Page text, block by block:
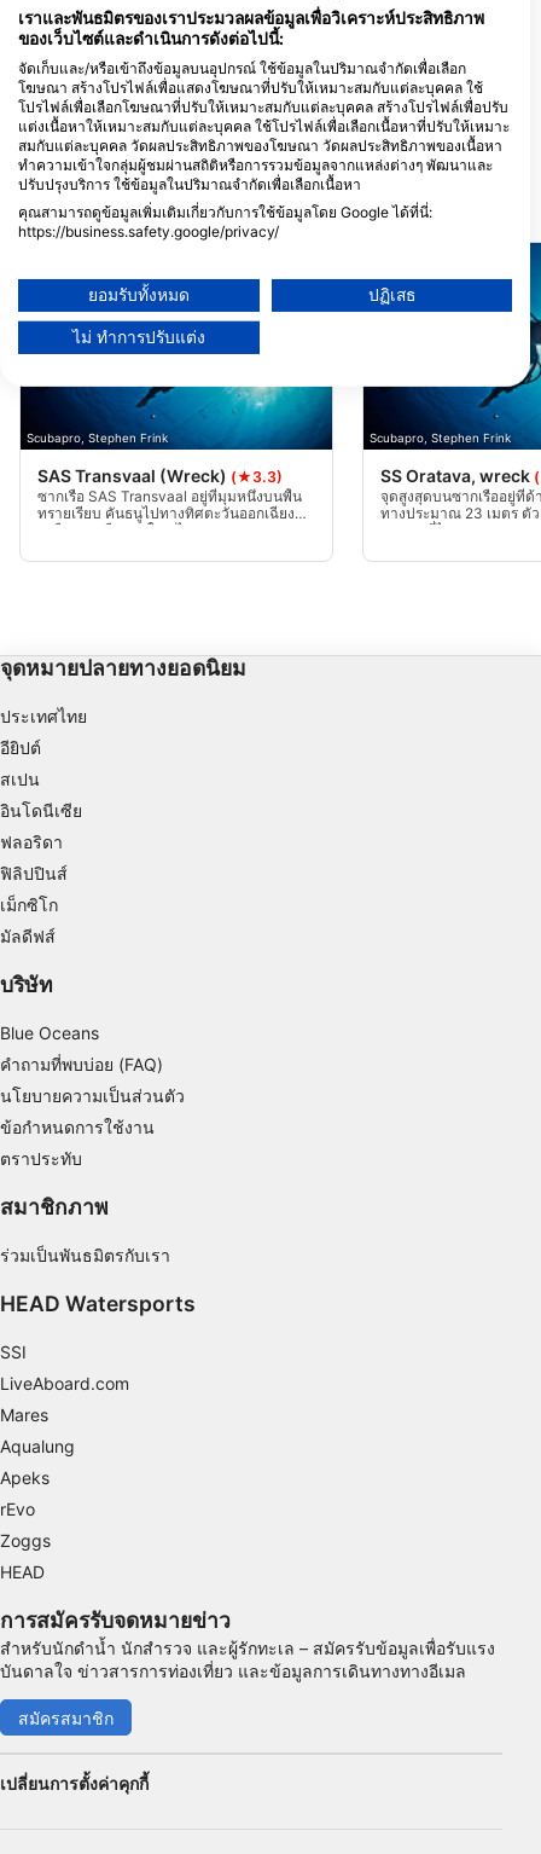
Alpha Dive Centre,
http://www.alphadivecentre.co.za/
96 Main Rd (opposite Strand
Railway station ), 7139 Cape Town,
แอฟริกาใต้
Impact Divers / Cape Radd
117 St Georges Street, 7975 Cape
Town, แอฟริกาใต้
สถานที่ดำน้ำ ในบริเวณใกล้เคียง
Scubapro, Stephen Frink
SAS Transvaal (Wreck) (★3.3)
ซากเรือ SAS Transvaal อยู่ที่มุมหนึ่งบนพื้น
ทรายเรียบ คันธนูไปทางทิศตะวันออกเฉียง
เหนือ ซากเรือส่วนใหญ่ไม่บุบสลาย เสา
ทลาย ดังนั้นจงระวังการเข้าไป! เหมาะแก่การ
Scubapro, Stephen Frink
SS Oratava, wreck
จุดสูงสุดบนซากเรืออยู่ที่
ทางประมาณ 23 เมตร ตัว
ส่วนบนที่ไม่สมมาตร ซาก
เล็ก ด้านหน้าและด้านบน
จุดหมายปลายทางยอดนิยม
ประเทศไทย
อียิปต์
สเปน
อินโดนีเซีย
ฟลอริดา
ฟิลิปปินส์
เม็กซิโก
มัลดีฟส์
บริษัท
Blue Oceans
คำถามที่พบบ่อย (FAQ)
นโยบายความเป็นส่วนตัว
ข้อกำหนดการใช้งาน
ตราประทับ
สมาชิกภาพ
ร่วมเป็นพันธมิตรกับเรา
HEAD Watersports
SSI
LiveAboard.com
Mares
Aqualung
Apeks
rEvo
Zoggs
HEAD
การสมัครรับจดหมายข่าว
สำหรับนักดำน้ำ นักสำรวจ และผู้รักทะเล – สมัครรับข้อมูลเพื่อรับแรง
บันดาลใจ ข่าวสารการท่องเที่ยว และข้อมูลการเดินทางทางอีเมล
สมัครสมาชิก
เปลี่ยนการตั้งค่าคุกกี้
เราและพันธมิตรของเราประมวลผลข้อมูลเพื่อวิเคราะห์ประสิทธิภาพ
ของเว็บไซต์และดำเนินการดังต่อไปนี้:
จัดเก็บและ/หรือเข้าถึงข้อมูลบนอุปกรณ์ ใช้ข้อมูลในปริมาณจำกัดเพื่อเลือก
โฆษณา สร้างโปรไฟล์เพื่อแสดงโฆษณาที่ปรับให้เหมาะสมกับแต่ละบุคคล ใช้
โปรไฟล์เพื่อเลือกโฆษณาที่ปรับให้เหมาะสมกับแต่ละบุคคล สร้างโปรไฟล์เพื่อปรับ
แต่งเนื้อหาให้เหมาะสมกับแต่ละบุคคล ใช้โปรไฟล์เพื่อเลือกเนื้อหาที่ปรับให้เหมาะ
สมกับแต่ละบุคคล วัดผลประสิทธิภาพของโฆษณา วัดผลประสิทธิภาพของเนื้อหา
ทำความเข้าใจกลุ่มผู้ชมผ่านสถิติหรือการรวมข้อมูลจากแหล่งต่างๆ พัฒนาและ
ปรับปรุงบริการ ใช้ข้อมูลในปริมาณจำกัดเพื่อเลือกเนื้อหา
คุณสามารถดูข้อมูลเพิ่มเติมเกี่ยวกับการใช้ข้อมูลโดย Google ได้ที่นี่:
https://business.safety.google/privacy/
ความยินยอมของคุณและนโยบาย cookie มีผลกับเว็บไซต์/แอปนี้เท่านั้น
ดูรายชื่อพันธมิตร (1 ผู้จำหน่าย IAB)
เราใช้ข้อมูลของคุณเพื่อวัตถุประสงค์ดังต่อไปนี้:
Store and/or access information on a device
Use limited data to select advertising
Create profiles for personalised advertising
Use profiles to select personalised content
Measure advertising performance
Understand audiences through statistics or
combinations of data from different sources
Develop and improve services
Use limited data to select content
คุณสมบัติพิเศษของ IAB:
Identify devices based on information
actively requested
วัตถุประสงค์ในการประมวลผลที่ไม่ใช่ของ IAB:
จำเป็น
ประสิทธิภาพการทำงาน
การทำงาน
การโฆษณา
ยอมรับทั้งหมด ปฏิเสธ
ไม่ ทำการปรับแต่ง